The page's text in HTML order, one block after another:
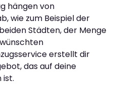
hängen von
wie zum Beispiel der
Städten, der Menge
erstellt dir
das auf deine
ist.